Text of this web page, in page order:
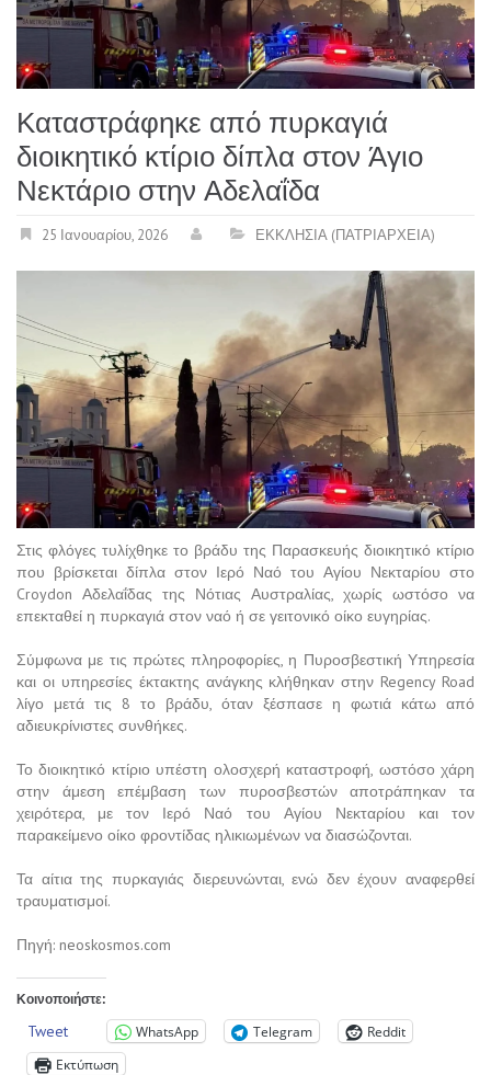
Καταστράφηκε από πυρκαγιά
διοικητικό κτίριο δίπλα στον Άγιο
Νεκτάριο στην Αδελαΐδα
25 Ιανουαρίου, 2026 ΕΚΚΛΗΣΙΑ (ΠΑΤΡΙΑΡΧΕΙΑ)
Στις φλόγες τυλίχθηκε το βράδυ της Παρασκευής διοικητικό κτίριο
που βρίσκεται δίπλα στον Ιερό Ναό του Αγίου Νεκταρίου στο
Croydon Αδελαΐδας της Νότιας Αυστραλίας, χωρίς ωστόσο να
επεκταθεί η πυρκαγιά στον ναό ή σε γειτονικό οίκο ευγηρίας.
Σύμφωνα με τις πρώτες πληροφορίες, η Πυροσβεστική Υπηρεσία
και οι υπηρεσίες έκτακτης ανάγκης κλήθηκαν στην Regency Road
λίγο μετά τις 8 το βράδυ, όταν ξέσπασε η φωτιά κάτω από
αδιευκρίνιστες συνθήκες.
Το διοικητικό κτίριο υπέστη ολοσχερή καταστροφή, ωστόσο χάρη
στην άμεση επέμβαση των πυροσβεστών αποτράπηκαν τα
χειρότερα, με τον Ιερό Ναό του Αγίου Νεκταρίου και τον
παρακείμενο οίκο φροντίδας ηλικιωμένων να διασώζονται.
Τα αίτια της πυρκαγιάς διερευνώνται, ενώ δεν έχουν αναφερθεί
τραυματισμοί.
Πηγή: neoskosmos.com
Κοινοποιήστε:
Tweet WhatsApp Telegram
Reddit
Εκτύπωση